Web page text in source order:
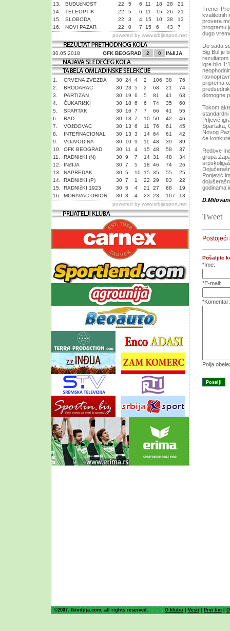
13.
BUDUćNOST 22 5 6 11 18 28
21
14.
TELEOPTIK 22 5 6 11 15 26
21
15.
SLOBODA 22 3 4 15 10 38
13
16.
NOVI PAZAR 22 0 7 15 6 43
7
powered by www.srbijasport.net
30.05.2018 OFK BEOGRAD 2 0 INđIJA
1. CRVENA ZVEZDA 30 24 4 2 106 38
76
2.
BRODARAC 30 23 5 2 68 21
74
3.
PARTIZAN 30 19 6 5 81 41
63
4.
ČUKARIčKI 30 18 6 6 74 35
60
5.
SPARTAK 30 16 7 7 66 41
55
6.
RAD 30 13 7 10 50 42
46
7.
VOžDOVAC 30 13 6 11 76 61
45
8.
INTERNACIONAL 30 13 3 14 64 61
42
9.
VOJVODINA 30 10 9 11 48 39
39
10.
OFK BEOGRAD 30 11 4 15 48 58
37
11.
RADNIčKI (N) 30 9 7 14 31 48
34
12.
INđIJA 30 7 5 18 46 74
26
13.
NAPREDAK 30 5 10 15 35 55
25
14.
RADNIčKI (P) 30 7 1 22 29 83
22
15.
RADNIčKI 1923 30 5 4 21 27 68
19
16.
MORAVAC ORION 30 3 4 23 23 107
13
powered by www.srbijasport.net
Trener
kvalitetnih
provera
programu
dugo
Do sada
Big Bul je
rezultatom
igre bilo
priprema
domogne
Tokom
standardni
Prljević
Spartaka,
Novog
će
Redove
grupa
Ponjević
godinama
Tweet
Postojeći
Pošaljite
*Ime:
*E-mail:
*Komentar:
Polja
©2007. fkindjija.com, all rights reserved. O klubu |Vesti | Prvi tim |